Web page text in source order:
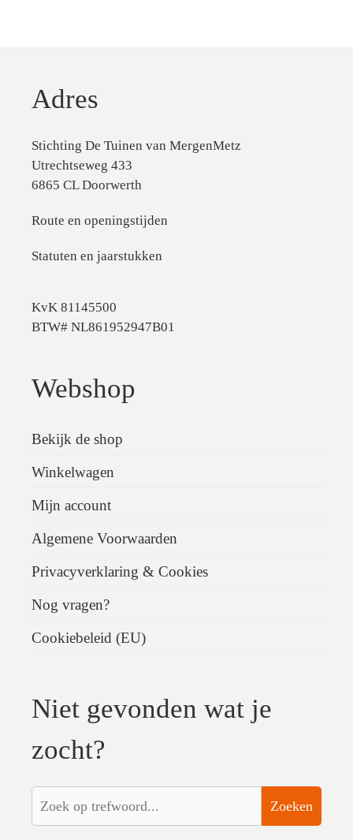
Adres
Stichting De Tuinen van MergenMetz
Utrechtseweg 433
6865 CL Doorwerth
Route en openingstijden
Statuten en jaarstukken
KvK 81145500
BTW# NL861952947B01
Webshop
Bekijk de shop
Winkelwagen
Mijn account
Algemene Voorwaarden
Privacyverklaring & Cookies
Nog vragen?
Cookiebeleid (EU)
Niet gevonden wat je
zocht?
Zoeken